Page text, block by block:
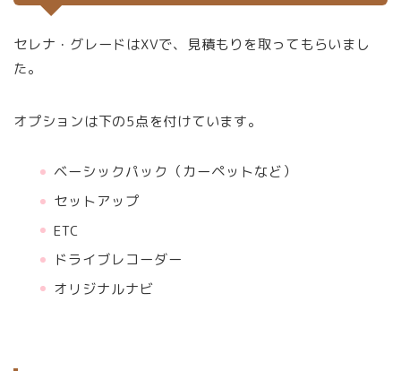
セレナ・グレードはXVで、見積もりを取ってもらいまし
た。
オプションは下の5点を付けています。
ベーシックパック（カーペットなど）
セットアップ
ETC
ドライブレコーダー
オリジナルナビ